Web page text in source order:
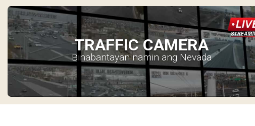
TRAFFIC CAMERA
Binabantayan namin ang Nevada